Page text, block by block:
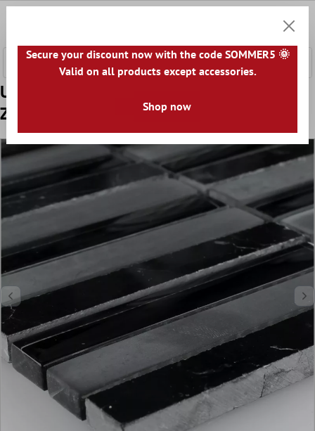
Uzorak Mozaik Pločice Staklo Mramor
Zambia
Secure your discount now with the code SOMMER5 🌞
Valid on all products except accessories.
Shop now